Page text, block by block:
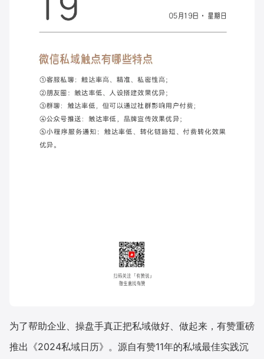
有赞云 数据通服务
为了帮助企业、操盘手真正把私域做好、做起来，有赞重磅
推出《2024私域日历》。源自有赞11年的私域最佳实践沉